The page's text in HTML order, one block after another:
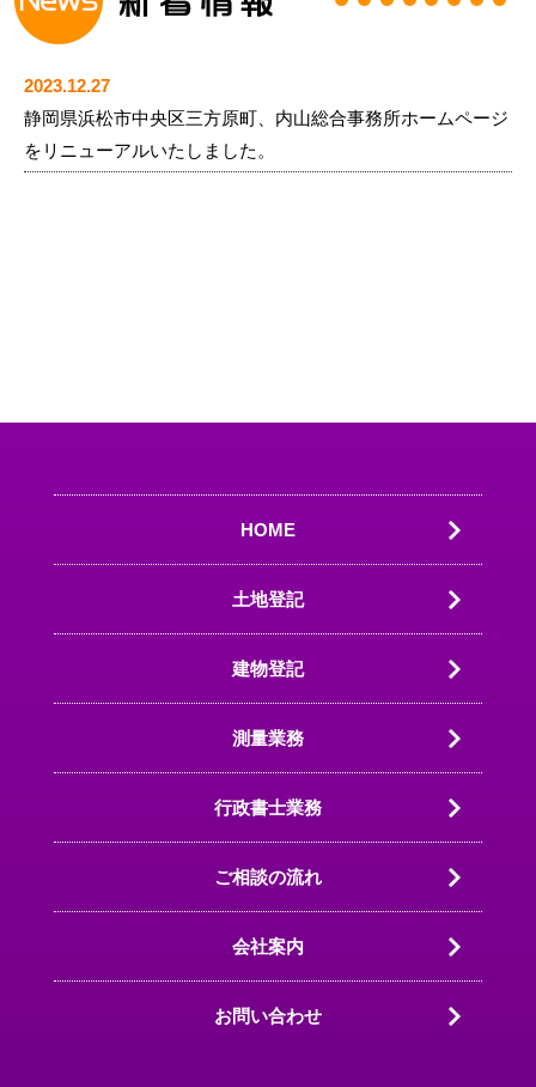
2023.12.27
静岡県浜松市中央区三方原町、内山総合事務所ホームページ
をリニューアルいたしました。
HOME
土地登記
建物登記
測量業務
行政書士業務
ご相談の流れ
会社案内
お問い合わせ